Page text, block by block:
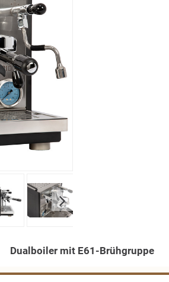
Dualboiler mit E61-Brühgruppe